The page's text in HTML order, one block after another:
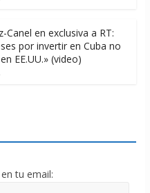
Canel en exclusiva a RT:
por invertir en Cuba no
EE.UU.» (video)
tu email: